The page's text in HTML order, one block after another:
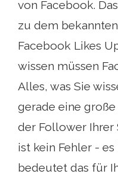
von Facebook.
zu dem
Facebook Likes
wissen müssen
Alles, was Sie
gerade eine
der Follower Ihrer
ist kein Fehler -
bedeutet das für